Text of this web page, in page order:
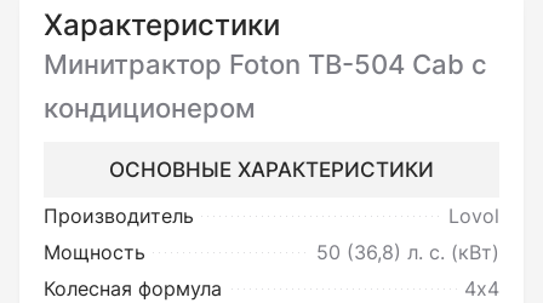
Коробка переключения передач
минитрактора имеет реверсивное
устройство, что позволяет использовать 8
передних и 8 задних передач еще в одном
режиме. Это дает широкие возможности для
коммунальном и сельском хозяйстве,
позволяет проводить работы уверенно, на
Характеристики
Минитрактор Foton TB-504 Cab с
кондиционером
ОСНОВНЫЕ ХАРАКТЕРИСТИКИ
Производитель
Lovol
Мощность
50 (36,8) л. с. (кВт)
Колесная формула
4х4